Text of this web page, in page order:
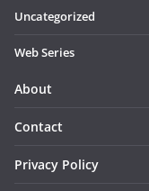
Uncategorized
Web Series
About
Contact
Privacy Policy